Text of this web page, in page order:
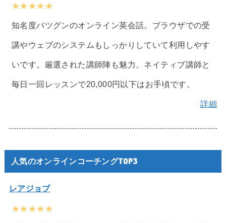
★★★★★
知名度バツグンのオンライン英会話。ブラウザでの受
講やウェブのシステムもしっかりしていて利用しやす
いです。厳選された講師陣も魅力。ネイティブ講師と
毎日一回レッスンで20,000円以下はお手頃です。
詳細
人気のオンラインコーチングTOP3
レアジョブ
★★★★★